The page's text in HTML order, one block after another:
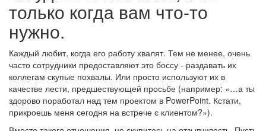
только когда вам что-то
нужно.
Каждый любит, когда его работу хвалят. Тем не менее, очень
часто сотрудники предоставляют это боссу - раздавать их
коллегам скупые похвалы. Или просто используют их в
качестве лести, предшествующей просьбе (например: «…а ты
здорово поработал над тем проектом в PowerPoint. Кстати,
прикроешь меня сегодня на встрече с клиентом?»).